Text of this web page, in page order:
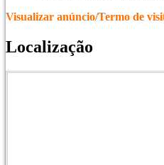
Visualizar anúncio/Termo de
Localização